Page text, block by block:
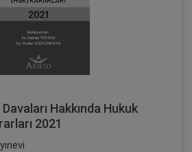
Hakkında Hukuk
2021